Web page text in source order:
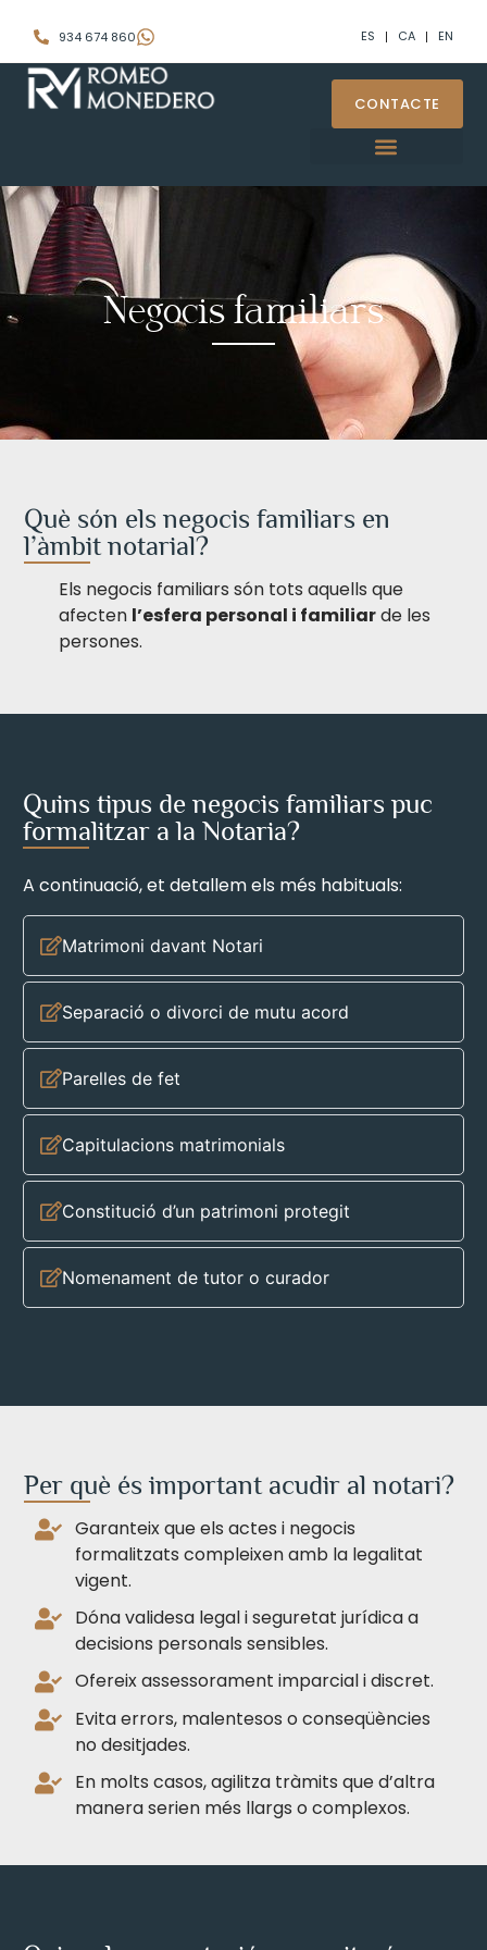
934 674 860 ES CA EN
CONTACTE
Negocis familiars
Què són els negocis familiars en
l’àmbit notarial?
Els negocis familiars són tots aquells que
afecten l’esfera personal i familiarde les
persones.
Quins tipus de negocis familiars puc
formalitzar a la Notaria?
A continuació, et detallem els més habituals:
Matrimoni davant Notari
Separació o divorci de mutu acord
Parelles de fet
Capitulacions matrimonials
Constitució d’un patrimoni protegit
Nomenament de tutor o curador
Per què és important acudir al notari?
Garanteix que els actes i negocis
formalitzats compleixen amb la legalitat
vigent.
Dóna validesa legal i seguretat jurídica a
decisions personals sensibles.
Ofereix assessorament imparcial i discret.
Evita errors, malentesos o conseqüències
no desitjades.
En molts casos, agilitza tràmits que d’altra
manera serien més llargs o complexos.